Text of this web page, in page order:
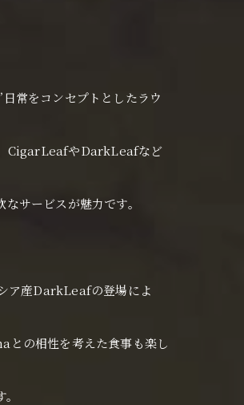
常をコンセプトとしたラウ
、CigarLeafやDarkLeafなど
サービスが魅力です。
ア産DarkLeafの登場によ
との相性を考えた食事も楽し